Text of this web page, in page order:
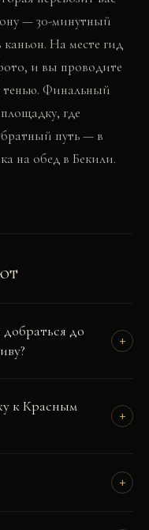
— 30-минутный
На месте гид
и вы проводите
тенью. Финальный
где
путь — в
на обед в Бекили.
до
+
к Красным
+
+